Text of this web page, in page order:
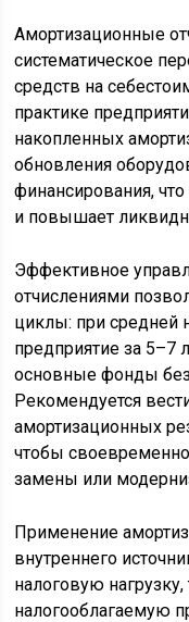
Амортизационные
систематическое
средств на
практике
накопленных
обновления
финансирования,
и повышает
Эффективное
отчислениями
циклы: при средней
предприятие за 5–7
основные фонды без
Рекомендуется
амортизационных
чтобы
замены или
Применение
внутреннего
налоговую
налогооблагаемую